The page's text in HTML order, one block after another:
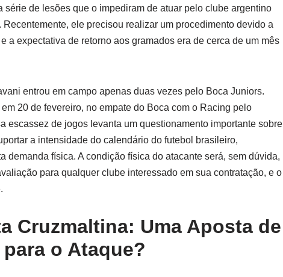
série de lesões que o impediram de atuar pelo clube argentino
Recentemente, ele precisou realizar um procedimento devido a
a expectativa de retorno aos gramados era de cerca de um mês
entrou em campo apenas duas vezes pelo Boca Juniors.
20 de fevereiro, no empate do Boca com o Racing pelo
escassez de jogos levanta um questionamento importante sobre
a intensidade do calendário do futebol brasileiro,
demanda física. A condição física do atacante será, sem dúvida,
para qualquer clube interessado em sua contratação, e o
Cruzmaltina: Uma Aposta de
o Ataque?